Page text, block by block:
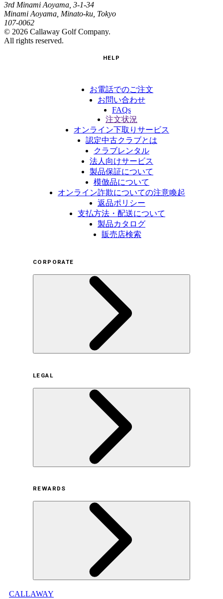
3rd Minami Aoyama, 3-1-34
Minami Aoyama, Minato-ku, Tokyo
107-0062
© 2026 Callaway Golf Company.
All rights reserved.
HELP
お電話でのご注文
お問い合わせ
FAQs
注文状況
オンライン下取りサービス
認定中古クラブとは
クラブレンタル
法人向けサービス
製品保証について
模倣品について
オンライン詐欺についての注意喚起
返品ポリシー
支払方法・配送について
製品カタログ
販売店検索
CORPORATE
サステナビリティの取り組み（日本）
サステナビリティの取り組み（米国/英語）
ヒストリー
採用情報
LEGAL
オンラインストア利用規約
プライバシーポリシー
特定商取引法に基づく表示
古物営業法に基づく表示
REWARDS
CALLAWAY